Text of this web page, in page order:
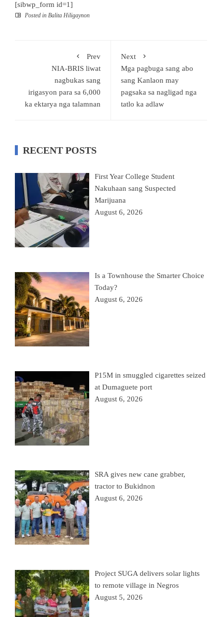
[sibwp_form id=1]
Posted in Balita Hiligaynon
Prev
NIA-BRIS liwat
nagbukas sang
irigasyon para sa 6,000
ka ektarya nga talamnan
Next
Mga pagbuga sang abo
sang Kanlaon may
pagsaka sa nagligad nga
tatlo ka adlaw
RECENT POSTS
First Year College Student
Nakuhaan sang Suspected
Marijuana
August 6, 2026
Is a Townhouse the Smarter Choice
Today?
August 6, 2026
P15M in smuggled cigarettes seized
at Dumaguete port
August 6, 2026
SRA gives new cane grabber,
tractor to Bukidnon
August 6, 2026
Project SUGA delivers solar lights
to remote village in Negros
August 5, 2026